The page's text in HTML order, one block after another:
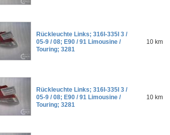
Rückleuchte Links; 316I-335I 3 /
05-9 / 08; E90 / 91 Limousine /
Touring; 3281
10 km
Rückleuchte Links; 316I-335I 3 /
05-9 / 08; E90 / 91 Limousine /
Touring; 3281
10 km